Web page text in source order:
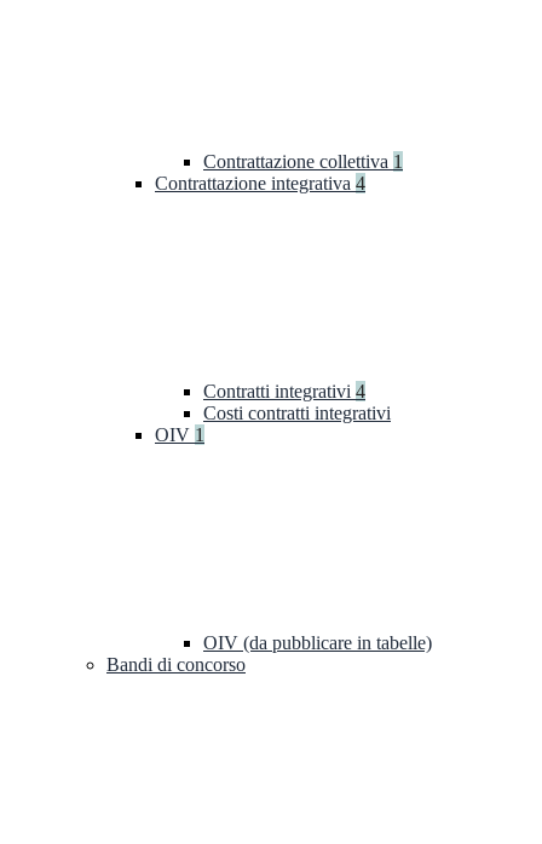
Contrattazione collettiva 1
Contrattazione integrativa 4
Contratti integrativi 4
Costi contratti integrativi
OIV 1
OIV (da pubblicare in tabelle)
Bandi di concorso